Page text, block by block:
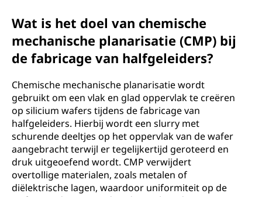
Wat is het doel van chemische
mechanische planarisatie (CMP) bij
de fabricage van halfgeleiders?
Chemische mechanische planarisatie wordt
gebruikt om een vlak en glad oppervlak te creëren
op silicium wafers tijdens de fabricage van
halfgeleiders. Hierbij wordt een slurry met
schurende deeltjes op het oppervlak van de wafer
aangebracht terwijl er tegelijkertijd geroteerd en
druk uitgeoefend wordt. CMP verwijdert
overtollige materialen, zoals metalen of
diëlektrische lagen, waardoor uniformiteit op de